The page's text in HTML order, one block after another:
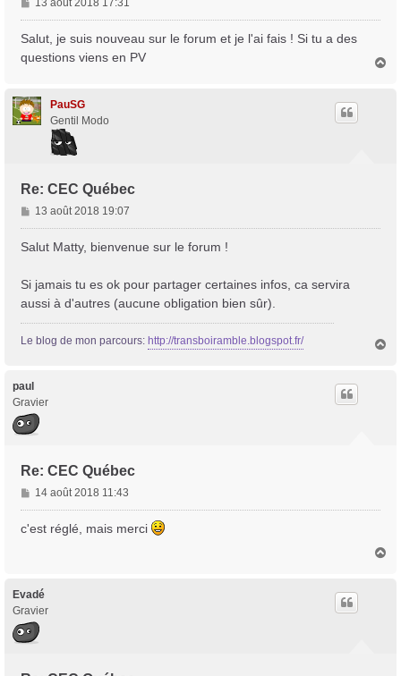
e
s
e
13 août 2018 17:31
Salut, je suis nouveau sur le forum et je l'ai fais ! Si tu a des
questions viens en PV
PauSG
Gentil Modo
Re: CEC Québec
M
e
s
g
e
13 août 2018 19:07
Salut Matty, bienvenue sur le forum !
Si jamais tu es ok pour partager certaines infos, ca servira
aussi à d'autres (aucune obligation bien sûr).
Le blog de mon parcours: http://transboiramble.blogspot.fr/
paul
Gravier
Re: CEC Québec
M
e
e
14 août 2018 11:43
c'est réglé, mais merci
Evadé
Gravier